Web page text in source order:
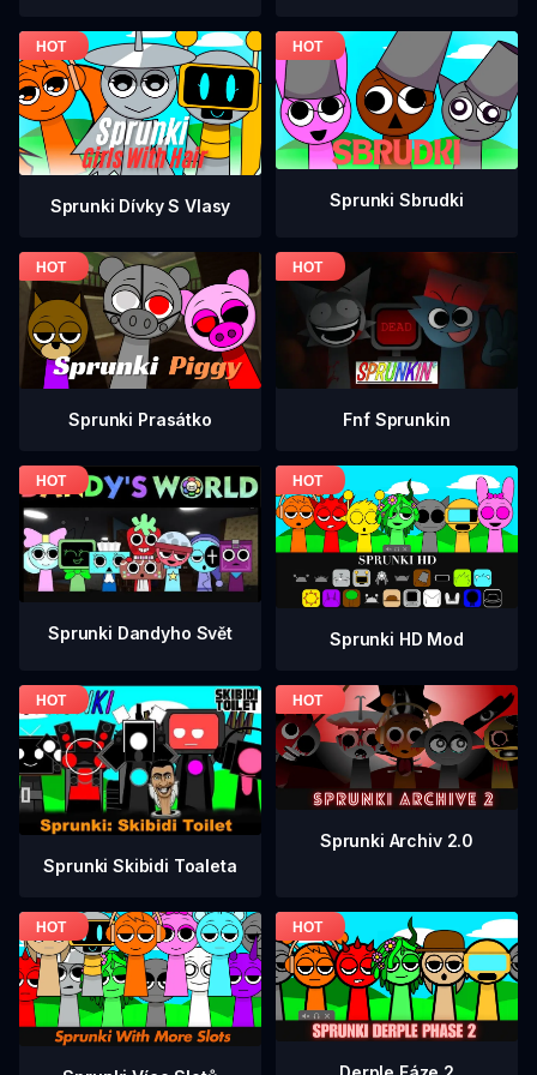
Sprunki Dívky S Vlasy Sprunki Sbrudki
Sprunki Prasátko Fnf Sprunkin
Sprunki Dandyho Svět Sprunki HD Mod
Sprunki Skibidi Toaleta
Sprunki Archiv 2.0